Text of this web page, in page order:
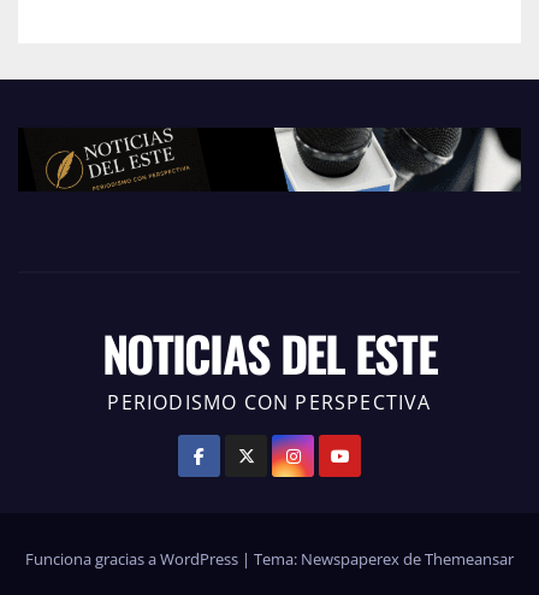
NOTICIAS DEL ESTE
PERIODISMO CON PERSPECTIVA
Funciona gracias a WordPress | Tema: Newspaperex deThemeansar